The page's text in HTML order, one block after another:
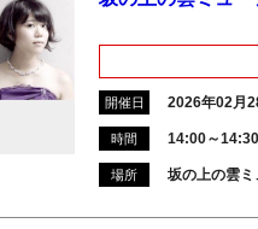
開催日 2026年02月
時間 14:00～14:30
場所 坂の上の雲ミ